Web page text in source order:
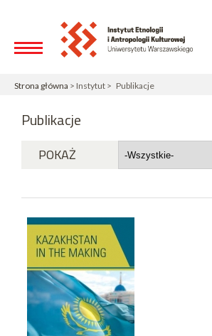
Strona główna > Instytut > Publikacje
Publikacje
POKAŻ